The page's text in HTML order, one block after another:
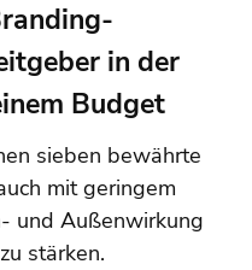
in der
Budget
sieben bewährte
mit geringem
und Außenwirkung
stärken.